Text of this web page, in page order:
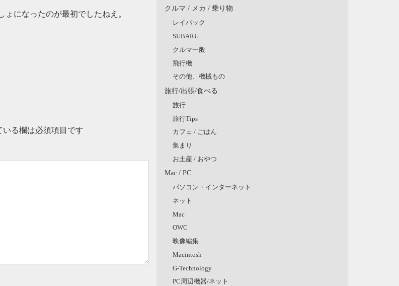
ょになったのが最初でしたねえ。
いる欄は必須項目です
クルマ / メカ / 乗り物
レイバック
SUBARU
クルマ一般
飛行機
その他、機械もの
旅行/出張/食べる
旅行
旅行Tips
カフェ / ごはん
集まり
お土産 / おやつ
Mac / PC
パソコン・インターネット
ネット
Mac
OWC
映像編集
Macintosh
G-Technology
PC周辺機器/ネット